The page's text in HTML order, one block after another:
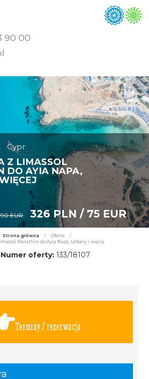
90 00
Cypr
Z LIMASSOL
DO AYIA NAPA,
90 EUR 326 PLN / 75 EUR
Strona główna / Oferta
/
Marathon do Ayia Napa, Lefkary i więcej
Numer oferty:133/18107
Terminy / rezerwacja